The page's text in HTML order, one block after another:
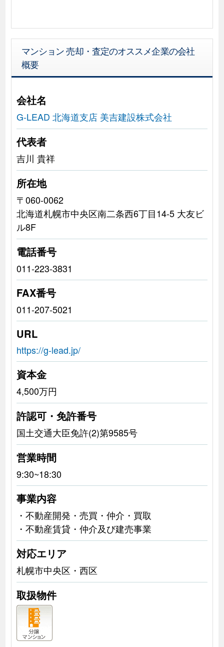
マンション 売却・査定のオススメ企業の会社
概要
会社名
G-LEAD 北海道支店 美吉建設株式会社
代表者
吉川 貴祥
所在地
〒060-0062
北海道札幌市中央区南二条西6丁目14-5 大友ビ
ル8F
電話番号
011-223-3831
FAX番号
011-207-5021
URL
https://g-lead.jp/
資本金
4,500万円
許認可・免許番号
国土交通大臣免許(2)第9585号
営業時間
9:30~18:30
事業内容
・不動産開発・売買・仲介・買取
・不動産賃貸・仲介及び建売事業
対応エリア
札幌市中央区・西区
取扱物件